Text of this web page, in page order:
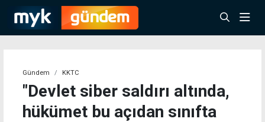
Gündem KKTC
"Devlet siber saldırı altında,
hükümet bu açıdan sınıfta